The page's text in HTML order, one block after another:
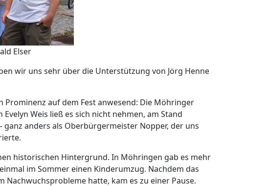
Elser
wir uns sehr über die Unterstützung von Jörg Henne
Prominenz auf dem Fest anwesend: Die Möhringer
Weis ließ es sich nicht nehmen, am Stand
ganz anders als Oberbürgermeister Nopper, der uns
historischen Hintergrund. In Möhringen gab es mehr
im Sommer einen Kinderumzug. Nachdem das
Nachwuchsprobleme hatte, kam es zu einer Pause.